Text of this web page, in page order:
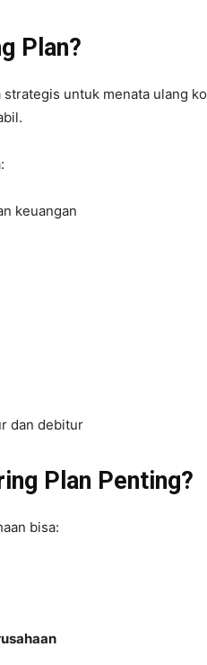
Plan?
untuk menata ulang
keuangan
dan debitur
Plan Penting?
bisa: